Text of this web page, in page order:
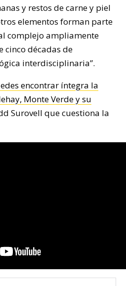
y restos de carne y piel
elementos forman parte
complejo ampliamente
décadas de
interdisciplinaria”.
encontrar íntegra la
Monte Verde y su
Surovell que cuestiona la